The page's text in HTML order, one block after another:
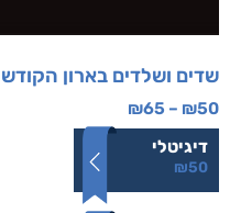
שדים ושלדים בארון הקודש
₪50
–
₪65
דיגיטלי
₪50